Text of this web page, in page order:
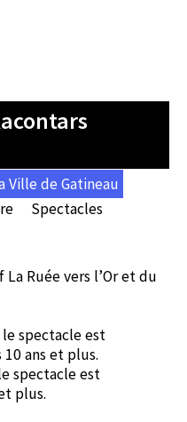
Ville de Gatineau
Spectacles
Ruée vers l’Or et du
spectacle est
ans et plus.
spectacle est
plus.